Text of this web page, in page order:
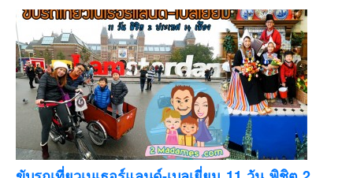
ภาคกลาง
ภาคตะวันตก
ภาคอีสาน
ทริปต่างประเทศ
ยุโรป
รัสเซีย
อิตาลี